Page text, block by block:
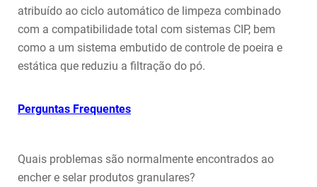
atribuído ao ciclo automático de limpeza combinado
com a compatibilidade total com sistemas CIP, bem
como a um sistema embutido de controle de poeira e
estática que reduziu a filtração do pó.
Perguntas Frequentes
Quais problemas são normalmente encontrados ao
encher e selar produtos granulares?